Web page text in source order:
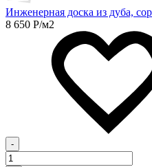
Инженерная доска из дуба,
8 650 Р/м2
-